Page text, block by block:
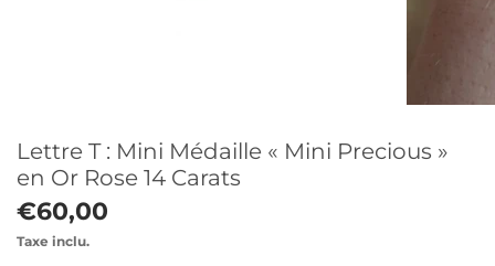
Lettre T : Mini Médaille « Mini Precious »
en Or Rose 14 Carats
€60,00
Taxe inclu.